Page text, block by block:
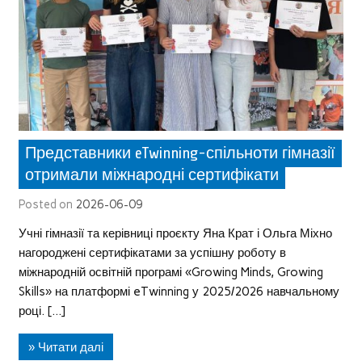
Представники eTwinning-спільноти гімназії
отримали міжнародні сертифікати
Posted on 2026-06-09
Учні гімназії та керівниці проєкту Яна Крат і Ольга Міхно
нагороджені сертифікатами за успішну роботу в
міжнародній освітній програмі «Growing Minds, Growing
Skills» на платформі eTwinning у 2025/2026 навчальному
році. […]
» Читати далі